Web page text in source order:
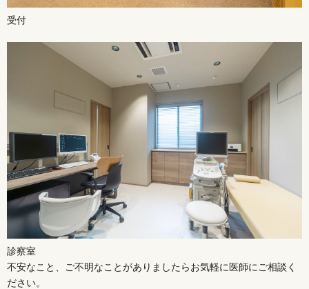
受付
診察室
不安なこと、ご不明なことがありましたらお気軽に医師にご相談く
ださい。